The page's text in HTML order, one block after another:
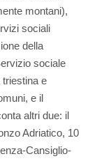
montani),
sociali
della
sociale
e
e il
altri due: il
Adriatico, 10
Cansiglio-